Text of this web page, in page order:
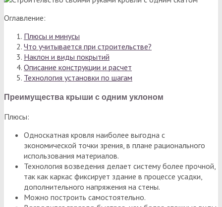
Оглавление:
Плюсы и минусы
Что учитывается при строительстве?
Наклон и виды покрытий
Описание конструкции и расчет
Технология установки по шагам
Преимущества крыши с одним уклоном
Плюсы:
Односкатная кровля наиболее выгодна с
экономической точки зрения, в плане рационального
использования материалов.
Технология возведения делает систему более прочной,
так как каркас фиксирует здание в процессе усадки,
дополнительного напряжения на стены.
Можно построить самостоятельно.